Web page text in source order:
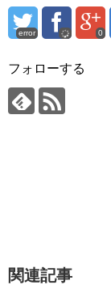
error 0
フォローする
関連記事